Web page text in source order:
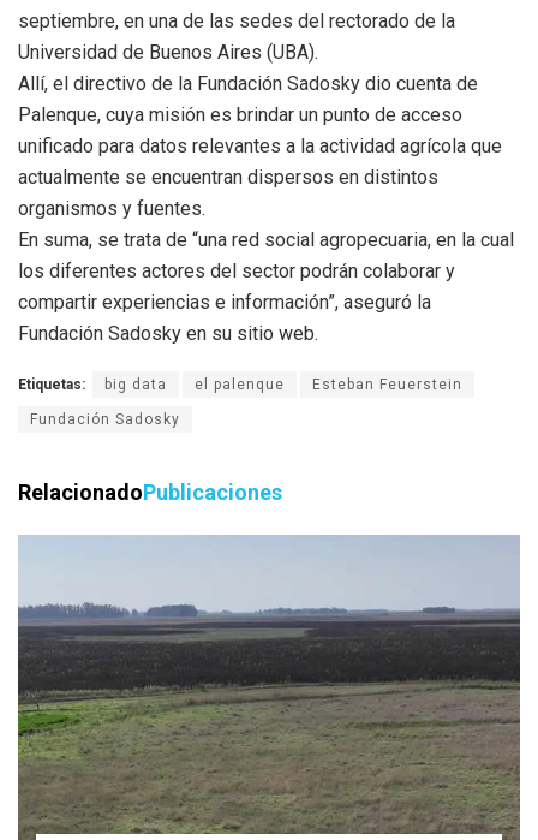
septiembre, en una de las sedes del rectorado de la
Universidad de Buenos Aires (UBA).
Allí, el directivo de la Fundación Sadosky dio cuenta de
Palenque, cuya misión es brindar un punto de acceso
unificado para datos relevantes a la actividad agrícola que
actualmente se encuentran dispersos en distintos
organismos y fuentes.
En suma, se trata de “una red social agropecuaria, en la cual
los diferentes actores del sector podrán colaborar y
compartir experiencias e información”, aseguró la
Fundación Sadosky en su sitio web.
Etiquetas: big data el palenque Esteban Feuerstein
Fundación Sadosky
RelacionadoPublicaciones